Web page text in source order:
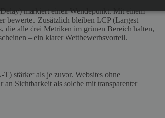
markiert einen Wendepunkt. Mit einem
bewertet. Zusätzlich bleiben LCP (Largest
die alle drei Metriken im grünen Bereich halten,
– ein klarer Wettbewerbsvorteil.
stärker als je zuvor. Websites ohne
Sichtbarkeit als solche mit transparenter